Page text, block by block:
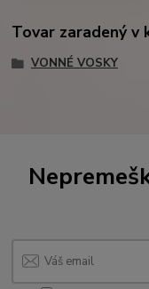
Tovar zaradený v
VONNÉ VOSKY